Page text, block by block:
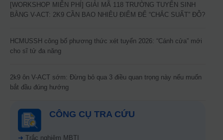
[WORKSHOP MIỄN PHÍ] GIẢI MÃ 118 TRƯỜNG TUYỂN SINH
BẰNG V-ACT: 2K9 CẦN BAO NHIÊU ĐIỂM ĐỂ “CHẮC SUẤT” ĐỖ?
HCMUSSH công bố phương thức xét tuyển 2026: “Cánh cửa” mới
cho sĩ tử đa năng
2k9 ôn V-ACT sớm: Đừng bỏ qua 3 điều quan trọng này nếu muốn
bắt đầu đúng hướng
CÔNG CỤ TRA CỨU
➜ Trắc nghiệm MBTI